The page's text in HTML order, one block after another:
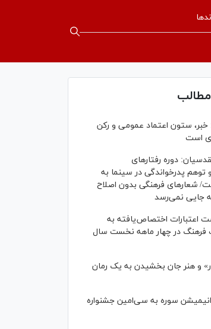
ستون اعتماد عمومی و رکن
است
دوره رفتارهای
توهم پدرخواندگی در سینما به
شعارهای فرهنگی بدون اصلاح
جایی نمی‌رسد
اعتبارات اختصاص‌یافته به
فرهنگ در چهار ماهه نخست سال
و هنر جان بخشیدن به یک رمان
انیمیشن سوره به سی‌امین جشنواره